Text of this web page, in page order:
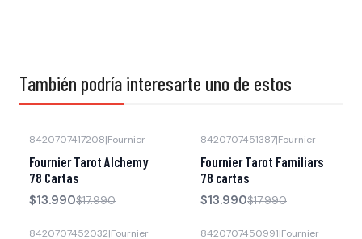
También podría interesarte uno de estos
8420707417208|Fournier
Fournier Tarot Alchemy
78 Cartas
$13.990$17.990
8420707451387|Fournier
Fournier Tarot Familiars
78 cartas
$13.990$17.990
8420707452032|Fournier 8420707450991|Fournier